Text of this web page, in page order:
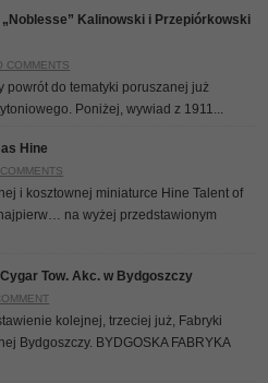
Kalinowski i Przepiórkowski
COMMENTS
powrót do tematyki poruszanej już
Poniżej, wywiad z 1911...
Hine
i kosztownej miniaturce Hine Talent of
na wyżej przedstawionym
Tow. Akc. w Bydgoszczy
kolejnej, trzeciej już, Fabryki
Bydgoszczy. BYDGOSKA FABRYKA